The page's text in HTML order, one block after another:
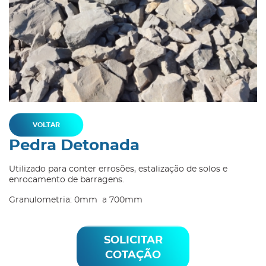
VOLTAR
Pedra Detonada
Utilizado para conter errosões, estalização de solos e
enrocamento de barragens.
Granulometria: 0mm a 700mm
SOLICITAR
COTAÇÃO